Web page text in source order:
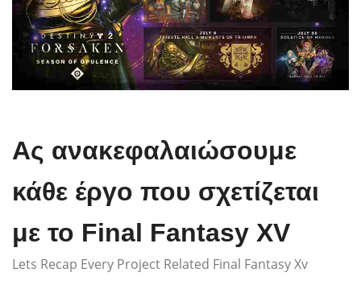
Ας ανακεφαλαιώσουμε
κάθε έργο που σχετίζεται
με το Final Fantasy XV
Lets Recap Every Project Related Final Fantasy Xv